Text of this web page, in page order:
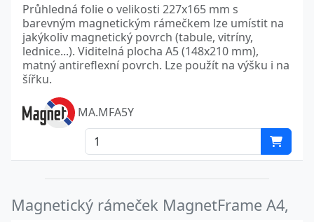
Průhledná folie o velikosti 227x165 mm s
barevným magnetickým rámečkem lze umístit na
jakýkoliv magnetický povrch (tabule, vitríny,
lednice...). Viditelná plocha A5 (148x210 mm),
matný antireflexní povrch. Lze použít na výšku i na
šířku.
MA.MFA5Y
Magnetický rámeček MagnetFrame A4,